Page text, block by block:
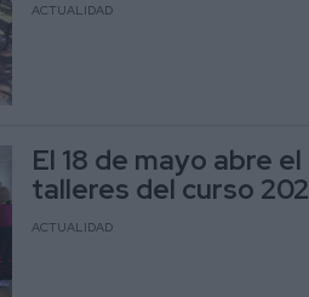
ACTUALIDAD
El 18 de mayo abre
talleres del curso
ACTUALIDAD